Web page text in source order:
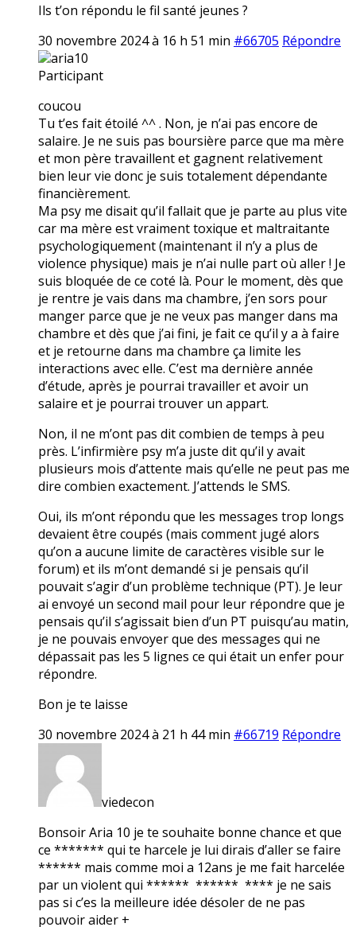
Ils t’on répondu le fil santé jeunes ?
30 novembre 2024 à 16 h 51 min #66705 Répondre
aria10
Participant
coucou
Tu t’es fait étoilé ^^ . Non, je n’ai pas encore de
salaire. Je ne suis pas boursière parce que ma mère
et mon père travaillent et gagnent relativement
bien leur vie donc je suis totalement dépendante
financièrement.
Ma psy me disait qu’il fallait que je parte au plus vite
car ma mère est vraiment toxique et maltraitante
psychologiquement (maintenant il n’y a plus de
violence physique) mais je n’ai nulle part où aller ! Je
suis bloquée de ce coté là. Pour le moment, dès que
je rentre je vais dans ma chambre, j’en sors pour
manger parce que je ne veux pas manger dans ma
chambre et dès que j’ai fini, je fait ce qu’il y a à faire
et je retourne dans ma chambre ça limite les
interactions avec elle. C’est ma dernière année
d’étude, après je pourrai travailler et avoir un
salaire et je pourrai trouver un appart.
Non, il ne m’ont pas dit combien de temps à peu
près. L’infirmière psy m’a juste dit qu’il y avait
plusieurs mois d’attente mais qu’elle ne peut pas me
dire combien exactement. J’attends le SMS.
Oui, ils m’ont répondu que les messages trop longs
devaient être coupés (mais comment jugé alors
qu’on a aucune limite de caractères visible sur le
forum) et ils m’ont demandé si je pensais qu’il
pouvait s’agir d’un problème technique (PT). Je leur
ai envoyé un second mail pour leur répondre que je
pensais qu’il s’agissait bien d’un PT puisqu’au matin,
je ne pouvais envoyer que des messages qui ne
dépassait pas les 5 lignes ce qui était un enfer pour
répondre.
Bon je te laisse
30 novembre 2024 à 21 h 44 min #66719 Répondre
viedecon
Bonsoir Aria 10 je te souhaite bonne chance et que
ce ******* qui te harcele je lui dirais d’aller se faire
****** mais comme moi a 12ans je me fait harcelée
par un violent qui ****** ****** **** je ne sais
pas si c’es la meilleure idée désoler de ne pas
pouvoir aider +